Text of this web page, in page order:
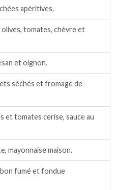
apéritives.
olives, tomates, chèvre et
et oignon.
séchés et fromage de
et tomates cerise, sauce au
mayonnaise maison.
fumé et fondue